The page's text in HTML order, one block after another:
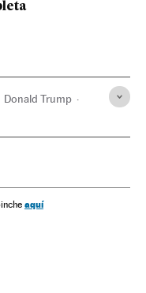
Donald Trump
aquí